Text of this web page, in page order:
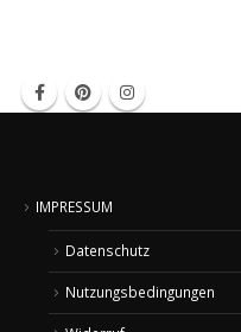
IMPRESSUM
Datenschutz
Nutzungsbedingungen